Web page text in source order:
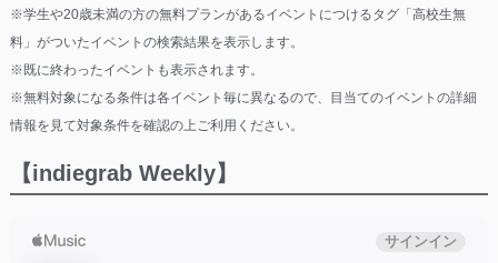
※学生や20歳未満の方の無料プランがあるイベントにつけるタグ「高校生無
料」がついたイベントの検索結果を表示します。
※既に終わったイベントも表示されます。
※無料対象になる条件は各イベント毎に異なるので、目当てのイベントの詳細
情報を見て対象条件を確認の上ご利用ください。
【indiegrab Weekly】